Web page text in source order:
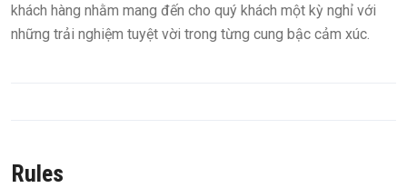
khách hàng nhằm mang đến cho quý khách một kỳ nghỉ với
những trải nghiệm tuyệt vời trong từng cung bậc cảm xúc.
Rules